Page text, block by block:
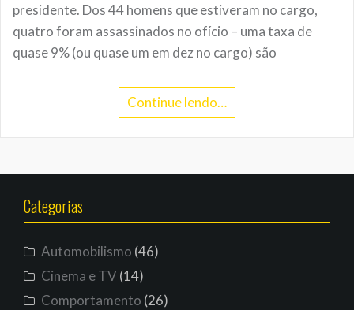
presidente. Dos 44 homens que estiveram no cargo,
quatro foram assassinados no ofício – uma taxa de
quase 9% (ou quase um em dez no cargo) são
Continue lendo…
Categorias
Automobilismo (46)
Cinema e TV(14)
Comportamento (26)